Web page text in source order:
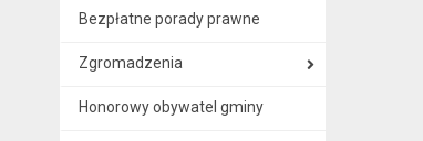
Bezpłatne porady prawne
Zgromadzenia
Honorowy obywatel gminy